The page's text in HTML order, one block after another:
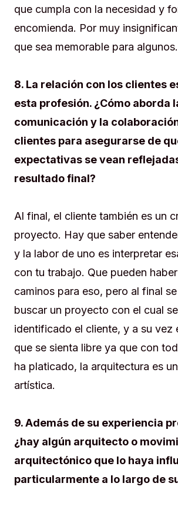
que cumpla con la necesidad y
encomienda. Por muy
que sea memorable para algunos.
8. La relación con los clientes
esta profesión. ¿Cómo aborda
comunicación y la
clientes para asegurarse de
expectativas se vean
resultado final?
Al final, el cliente también es un
proyecto. Hay que saber
y la labor de uno es interpretar
con tu trabajo. Que pueden
caminos para eso, pero al final
buscar un proyecto con el cual
identificado el cliente, y a su vez
que se sienta libre ya que con
ha platicado, la arquitectura es
artística.
9. Además de su experiencia
¿hay algún arquitecto o
arquitectónico que lo haya
particularmente a lo largo de